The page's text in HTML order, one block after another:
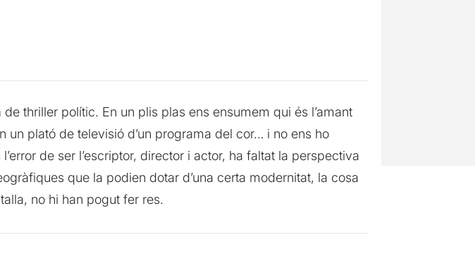
thriller polític. En un plis plas ens ensumem qui és l’amant
plató de televisió d’un programa del cor… i no ens ho
de ser l’escriptor, director i actor, ha faltat la perspectiva
que la podien dotar d’una certa modernitat, la cosa
no hi han pogut fer res.